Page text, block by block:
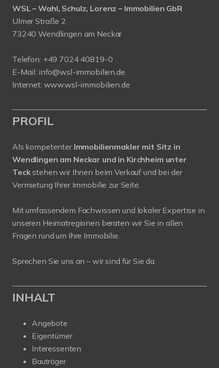
WSL – Wahl, Schulz, Lorenz – Immobilien GbR
Ulmer Straße 2
73240 Wendlingen am Neckar
Telefon: +49 7024 40819-0
E-Mail: info@wsl-immobilien.de
Internet: www.wsl-immobilien.de
PROFIL
Als kompetenter Immobilienmakler mit Sitz in
Wendlingen am Neckar und in Kirchheim unter
Teckstehen wir Ihnen beim Verkauf und bei der
Vermietung Ihrer Immobilie zur Seite.
Mit umfassendem Fachwissen und lokaler Expertise in
unseren Heimatregionen beraten wir Sie in allen
Fragen rund um Ihre Immobilie.
Sprechen Sie uns an – wir sind für Sie da.
INHALT
Angebote
Eigentümer
Interessenten
Bauträger